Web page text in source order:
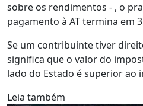
sobre os rendimentos - , o
pagamento à AT termina em
Se um contribuinte tiver
significa que o valor do
lado do Estado é superior ao
Leia também